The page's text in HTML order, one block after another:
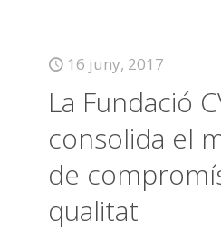
16 juny, 2017
La Fundació
consolida el
de
qualitat